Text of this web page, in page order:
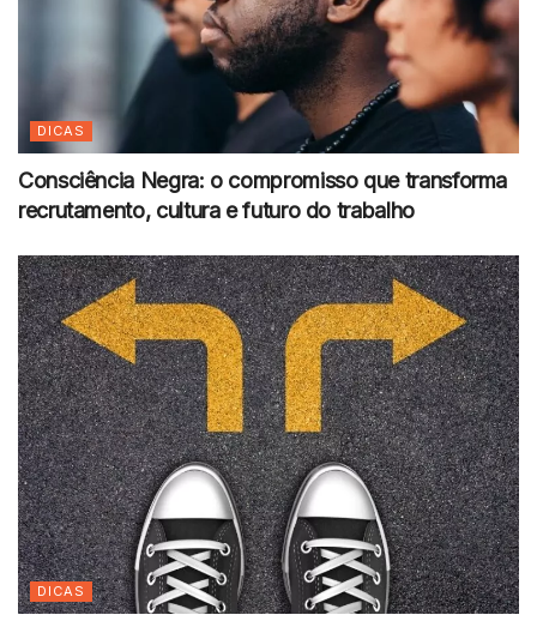
DICAS
Consciência Negra: o compromisso que transforma
recrutamento, cultura e futuro do trabalho
DICAS